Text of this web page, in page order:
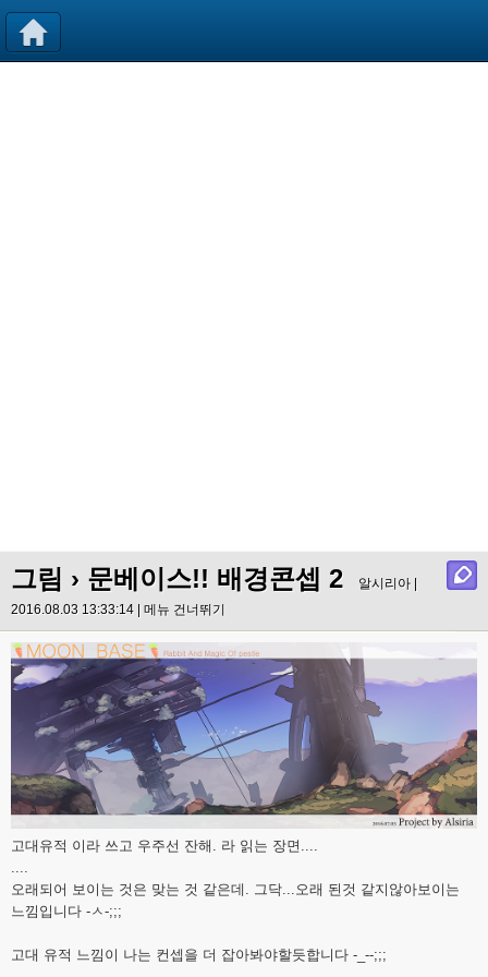
그림 › 문베이스!! 배경콘셉 2
알시리아 |
2016.08.03 13:33:14 | 메뉴 건너뛰기
고대유적 이라 쓰고 우주선 잔해. 라 읽는 장면....
....
오래되어 보이는 것은 맞는 것 같은데. 그닥...오래 된것 같지않아보이는
느낌입니다 -ㅅ-;;;
고대 유적 느낌이 나는 컨셉을 더 잡아봐야할듯합니다 -_--;;;